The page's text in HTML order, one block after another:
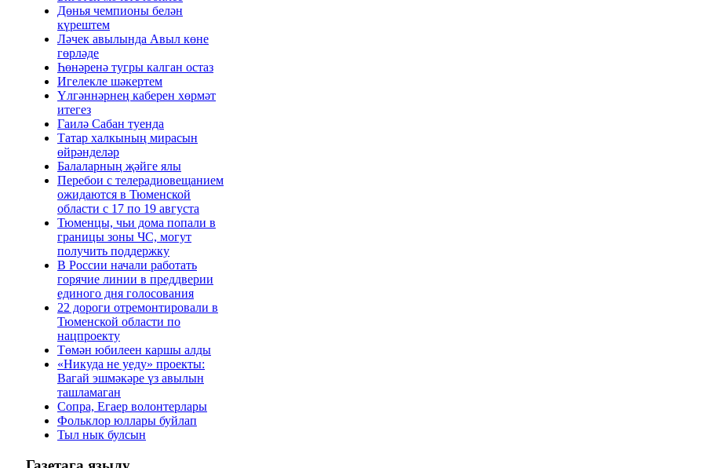
Дөнья чемпионы белән
күрештем
Ләчек авылында Авыл көне
гөрләде
Һөнәренә тугры калган остаз
Игелекле шәкертем
Үлгәннәрнең каберен хөрмәт
итегез
Гаилә Сабан туенда
Татар халкының мирасын
өйрәнделәр
Балаларның җәйге ялы
Перебои с телерадиовещанием
ожидаются в Тюменской
области с 17 по 19 августа
Тюменцы, чьи дома попали в
границы зоны ЧС, могут
получить поддержку
В России начали работать
горячие линии в преддверии
единого дня голосования
22 дороги отремонтировали в
Тюменской области по
нацпроекту
Төмән юбилеен каршы алды
«Никуда не уеду» проекты:
Вагай эшмәкәре үз авылын
ташламаган
Сопра, Егаер волонтерлары
Фольклор юллары буйлап
Тыл нык булсын